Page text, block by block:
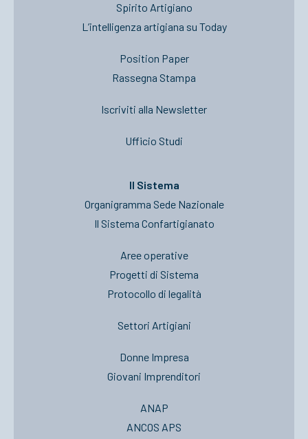
Spirito Artigiano
L’intelligenza artigiana su Today
Position Paper
Rassegna Stampa
Iscriviti alla Newsletter
Ufficio Studi
Il Sistema
Organigramma Sede Nazionale
Il Sistema Confartigianato
Aree operative
Progetti di Sistema
Protocollo di legalità
Settori Artigiani
Donne Impresa
Giovani Imprenditori
ANAP
ANCOS APS